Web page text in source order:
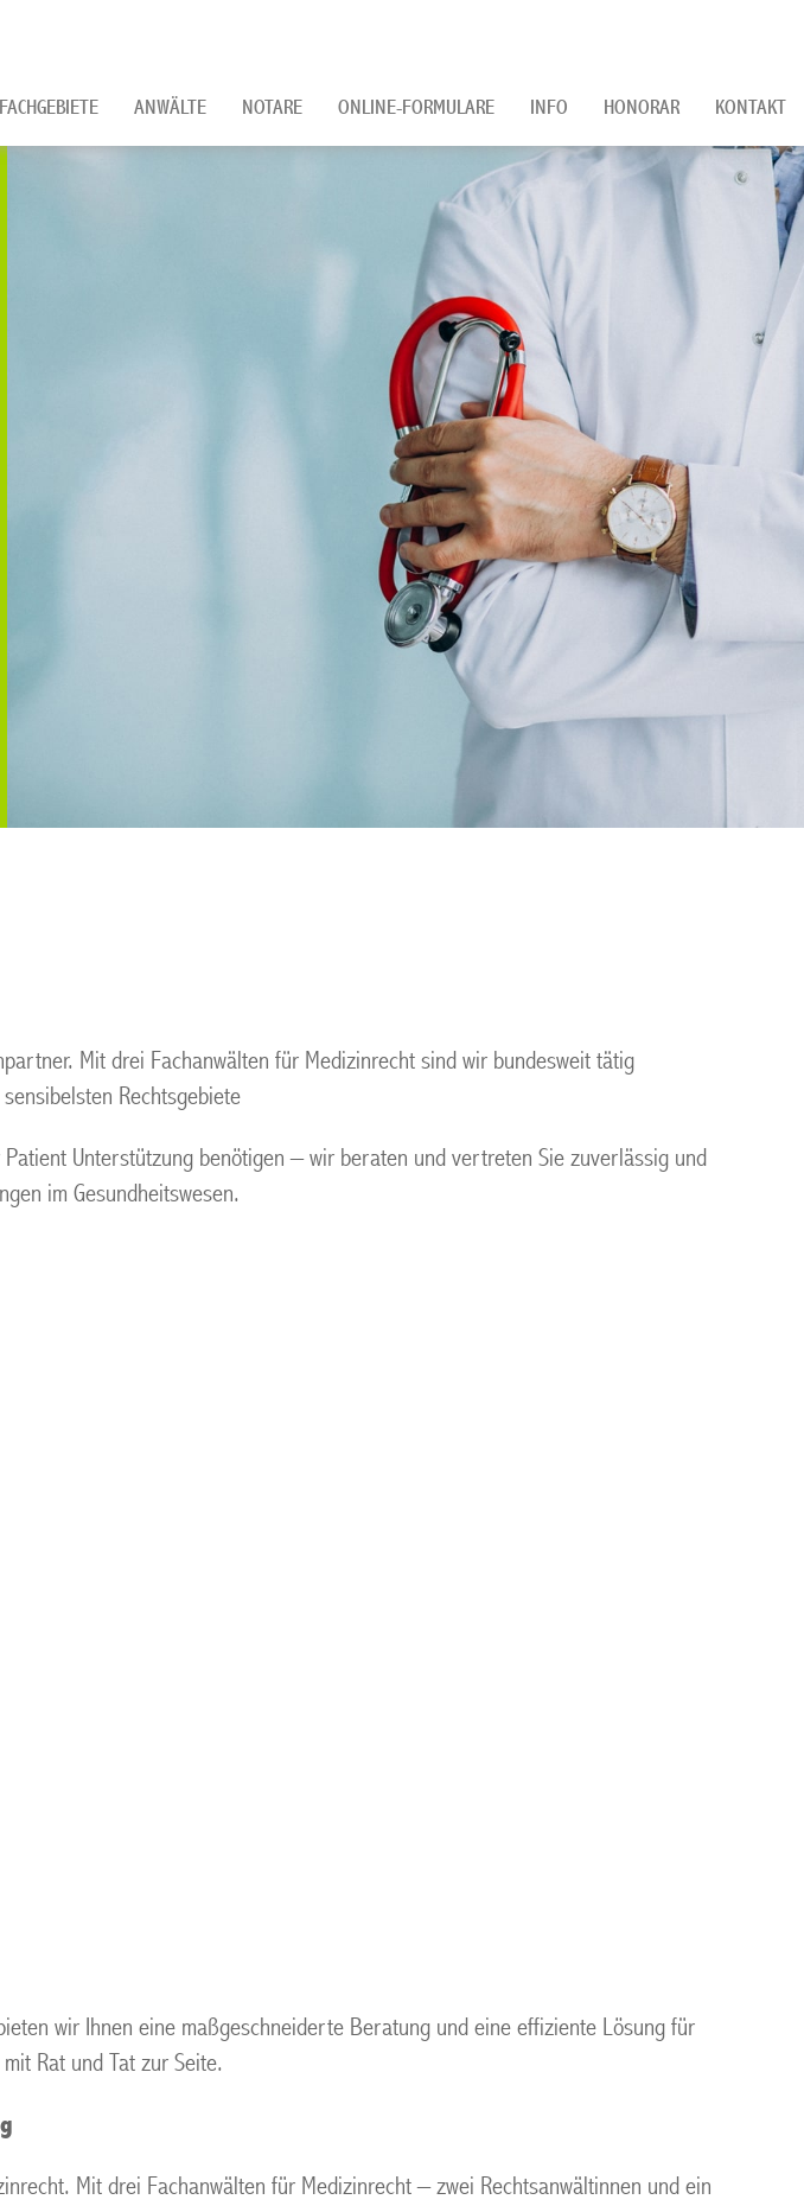
FACHGEBIETE ANWÄLTE NOTARE ONLINE-FORMULARE INFO HONORAR KONTAKT
Mit drei Fachanwälten für Medizinrecht sind wir bundesweit tätig
Rechtsgebiete
Unterstützung benötigen – wir beraten und vertreten Sie zuverlässig und
im Gesundheitswesen.
wir Ihnen eine maßgeschneiderte Beratung und eine effiziente Lösung für
Rat und Tat zur Seite.
Mit drei Fachanwälten für Medizinrecht – zwei Rechtsanwältinnen und ein